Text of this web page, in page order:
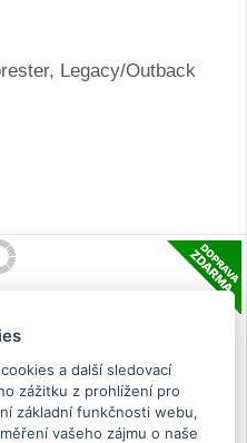
a další sledovací
zážitku z prohlížení pro
základní funkčnosti webu,
vašeho zájmu o naše
Legacy/Outback